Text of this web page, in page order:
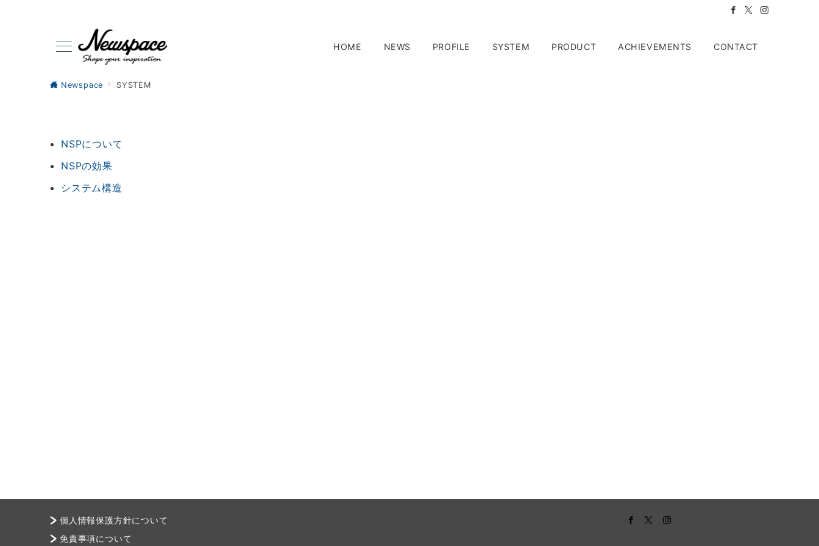
HOME NEWS PROFILE SYSTEM PRODUCT ACHIEVEMENTS CONTACT
Newspace SYSTEM
NSPについて
NSPの効果
システム構造
個人情報保護方針について
免責事項について